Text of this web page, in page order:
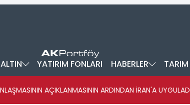
ALTIN YATIRIM FONLARI HABERLER TARIM
AÇIKLANMASININ ARDINDAN İRAN'A